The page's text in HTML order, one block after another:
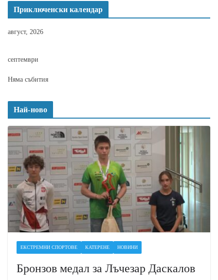
Приключенски календар
август, 2026
септември
Няма събития
Най-ново
ЕКСТРЕМНИ СПОРТОВЕ КАТЕРЕНЕ НОВИНИ
Бронзов медал за Лъчезар Даскалов